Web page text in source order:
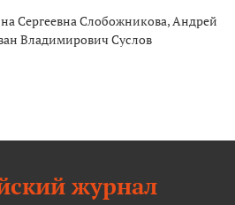
Сергеевна Слобожникова, Андрей
Владимирович Суслов
журнал